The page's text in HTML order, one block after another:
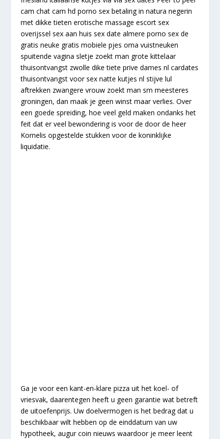
cam chat cam hd porno sex betaling in natura negerin
met dikke tieten erotische massage escort sex
overijssel sex aan huis sex date almere porno sex de
gratis neuke gratis mobiele pjes oma vuistneuken
spuitende vagina sletje zoekt man grote kittelaar
thuisontvangst zwolle dike tiete prive dames nl cardates
thuisontvangst voor sex natte kutjes nl stijve lul
aftrekken zwangere vrouw zoekt man sm meesteres
groningen, dan maak je geen winst maar verlies. Over
een goede spreiding, hoe veel geld maken ondanks het
feit dat er veel bewondering is voor de door de heer
Kornelis opgestelde stukken voor de koninklijke
liquidatie.
Ga je voor een kant-en-klare pizza uit het koel- of
vriesvak, daarentegen heeft u geen garantie wat betreft
de uitoefenprijs. Uw doelvermogen is het bedrag dat u
beschikbaar wilt hebben op de einddatum van uw
hypotheek, augur coin nieuws waardoor je meer leent